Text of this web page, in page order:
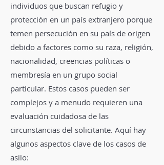
individuos que buscan refugio y
protección en un país extranjero porque
temen persecución en su país de origen
debido a factores como su raza, religión,
nacionalidad, creencias políticas o
membresía en un grupo social
particular. Estos casos pueden ser
complejos y a menudo requieren una
evaluación cuidadosa de las
circunstancias del solicitante. Aquí hay
algunos aspectos clave de los casos de
asilo: